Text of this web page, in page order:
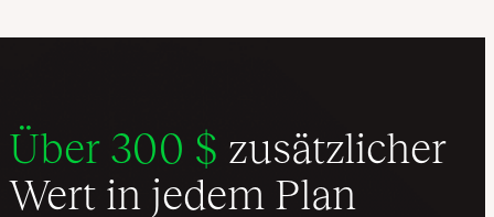
Über 300 $ zusätzlicher
Wert in jedem Plan